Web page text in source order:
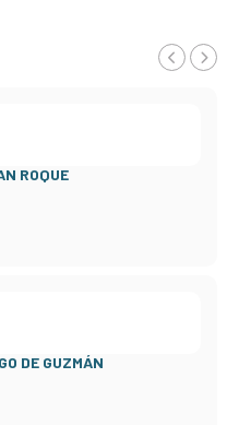
ROQUE
DE GUZMÁN